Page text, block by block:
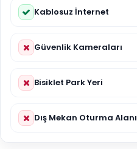
Kablosuz İnternet
Güvenlik Kameraları
Bisiklet Park Yeri
Dış Mekan Oturma Alanı